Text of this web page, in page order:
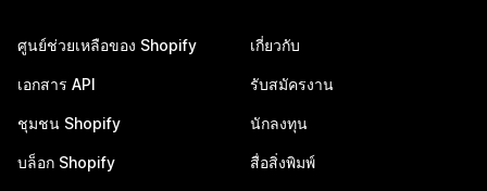
ศูนย์ช่วยเหลือของ Shopify
เอกสาร API
ชุมชน Shopify
บล็อก Shopify
เกี่ยวกับ
รับสมัครงาน
นักลงทุน
สื่อสิ่งพิมพ์